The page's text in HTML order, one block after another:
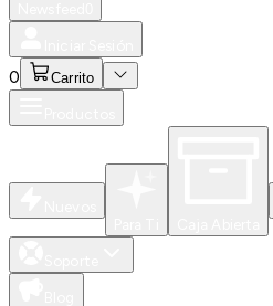
0 Carrito